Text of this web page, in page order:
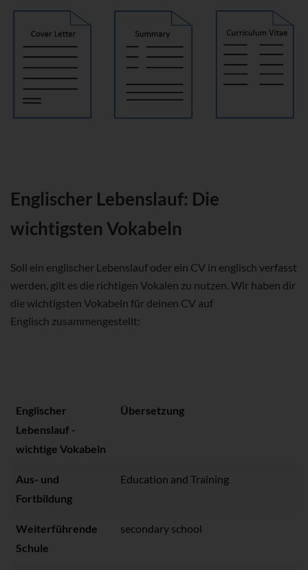
Englischer Lebenslauf: Die
wichtigsten Vokabeln
Soll ein englischer Lebenslauf oder ein CV in englisch verfasst
werden, gilt es die richtigen Vokalen zu nutzen. Wir haben dir
die wichtigsten Vokabeln für deinen CV auf
Englisch zusammengestellt:
Englischer
Lebenslauf -
wichtige Vokabeln
Übersetzung
Aus- und
Fortbildung
Education and Training
Weiterführende
Schule
secondary school